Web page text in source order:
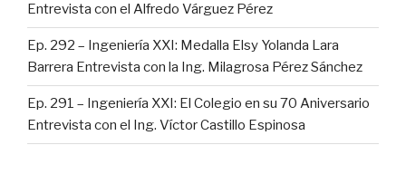
Entrevista con el Alfredo Várguez Pérez
Ep. 292 – Ingeniería XXI: Medalla Elsy Yolanda Lara
Barrera Entrevista con la Ing. Milagrosa Pérez Sánchez
Ep. 291 – Ingeniería XXI: El Colegio en su 70 Aniversario
Entrevista con el Ing. Víctor Castillo Espinosa